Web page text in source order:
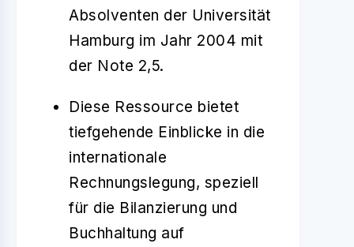
Absolventen der Universität
Hamburg im Jahr 2004 mit
der Note 2,5.
Diese Ressource bietet
tiefgehende Einblicke in die
internationale
Rechnungslegung, speziell
für die Bilanzierung und
Buchhaltung auf